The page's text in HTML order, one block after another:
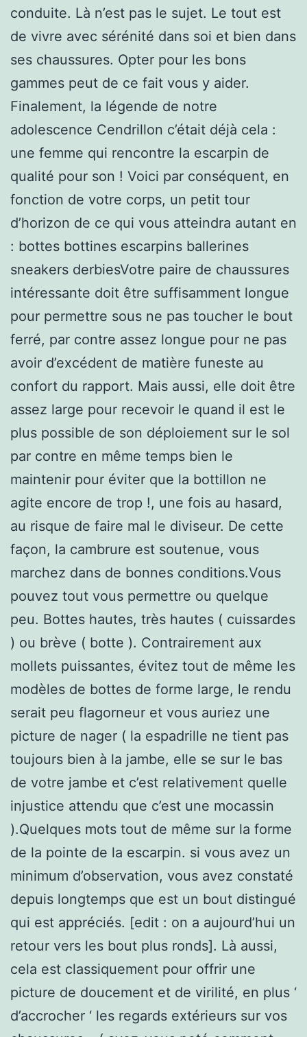
conduite. Là n’est pas le sujet. Le tout est
de vivre avec sérénité dans soi et bien dans
ses chaussures. Opter pour les bons
gammes peut de ce fait vous y aider.
Finalement, la légende de notre
adolescence Cendrillon c’était déjà cela :
une femme qui rencontre la escarpin de
qualité pour son ! Voici par conséquent, en
fonction de votre corps, un petit tour
d’horizon de ce qui vous atteindra autant en
: bottes bottines escarpins ballerines
sneakers derbiesVotre paire de chaussures
intéressante doit être suffisamment longue
pour permettre sous ne pas toucher le bout
ferré, par contre assez longue pour ne pas
avoir d’excédent de matière funeste au
confort du rapport. Mais aussi, elle doit être
assez large pour recevoir le quand il est le
plus possible de son déploiement sur le sol
par contre en même temps bien le
maintenir pour éviter que la bottillon ne
agite encore de trop !, une fois au hasard,
au risque de faire mal le diviseur. De cette
façon, la cambrure est soutenue, vous
marchez dans de bonnes conditions.Vous
pouvez tout vous permettre ou quelque
peu. Bottes hautes, très hautes ( cuissardes
) ou brève ( botte ). Contrairement aux
mollets puissantes, évitez tout de même les
modèles de bottes de forme large, le rendu
serait peu flagorneur et vous auriez une
picture de nager ( la espadrille ne tient pas
toujours bien à la jambe, elle se sur le bas
de votre jambe et c’est relativement quelle
injustice attendu que c’est une mocassin
).Quelques mots tout de même sur la forme
de la pointe de la escarpin. si vous avez un
minimum d’observation, vous avez constaté
depuis longtemps que est un bout distingué
qui est appréciés. [edit : on a aujourd’hui un
retour vers les bout plus ronds]. Là aussi,
cela est classiquement pour offrir une
picture de doucement et de virilité, en plus ‘
d’accrocher ‘ les regards extérieurs sur vos